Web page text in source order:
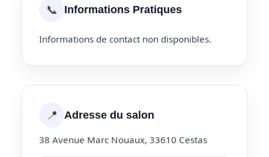
📞 Informations Pratiques
Informations de contact non disponibles.
📍 Adresse du salon
38 Avenue Marc Nouaux, 33610 Cestas